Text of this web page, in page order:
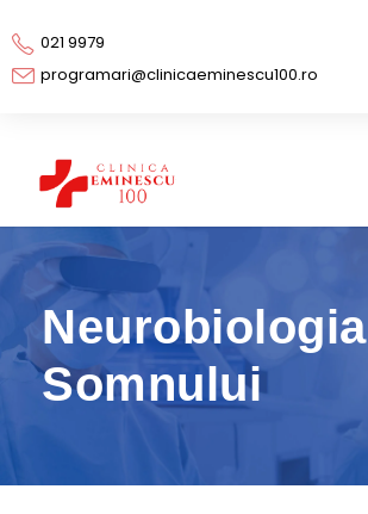
021 9979
programari@clinicaeminescu100.ro
Neurobiologia
Somnului